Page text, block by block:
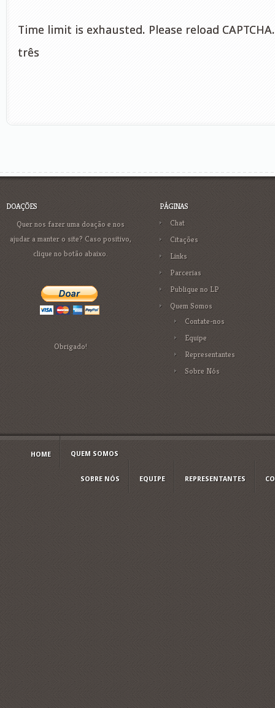
Time limit is exhausted. Please reload CAPTCHA.
três
DOAÇÕES
Quer nos fazer uma doação e nos
ajudar a manter o site? Caso positivo,
clique no botão abaixo.
Obrigado!
PÁGINAS
Chat
Citações
Links
Parcerias
Publique no LP
Quem Somos
Contate-nos
Equipe
Representantes
Sobre Nós
HOME QUEM SOMOS
SOBRE NÓS EQUIPE REPRESENTANTES